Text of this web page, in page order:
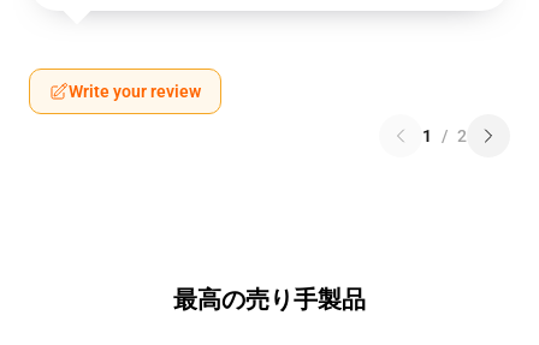
Write your review
1 / 2
最高の売り手製品